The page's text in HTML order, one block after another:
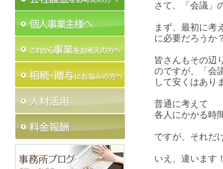
さて、「会議」
まず、最初に考
に必要だろうか
皆さんもその辺
のですが、「会
して安くはあり
普通に考えて
各人にかかる時
ですが、それだ
いえ、違います